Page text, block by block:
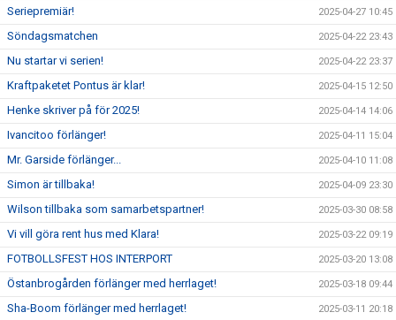
Seriepremiär! 2025-04-27 10:45
Söndagsmatchen 2025-04-22 23:43
Nu startar vi serien! 2025-04-22 23:37
Kraftpaketet Pontus är klar! 2025-04-15 12:50
Henke skriver på för 2025! 2025-04-14 14:06
Ivancitoo förlänger! 2025-04-11 15:04
Mr. Garside förlänger... 2025-04-10 11:08
Simon är tillbaka! 2025-04-09 23:30
Wilson tillbaka som samarbetspartner! 2025-03-30 08:58
Vi vill göra rent hus med Klara! 2025-03-22 09:19
FOTBOLLSFEST HOS INTERPORT 2025-03-20 13:08
Östanbrogården förlänger med herrlaget! 2025-03-18 09:44
Sha-Boom förlänger med herrlaget! 2025-03-11 20:18